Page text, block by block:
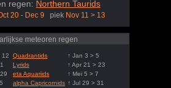
regen: Northern Taurids
20 - Dec 9 piek Nov 11 > 13
meteoren regen
12 Quadrantids
↑ Jan 3 > 5
Lyrids
↑ Apr 21 > 23
eta Aquariids
↑ Mei 5 > 7
alpha Capricornids ↑ Jul 29 > 31